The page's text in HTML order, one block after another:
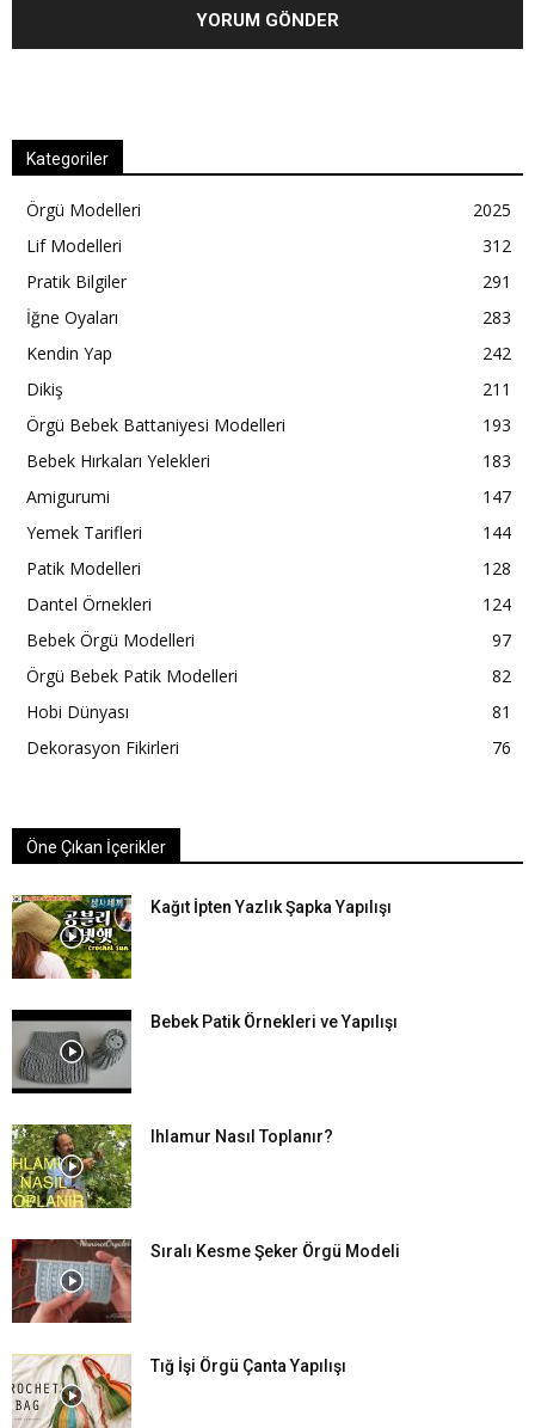
Kategoriler
Örgü Modelleri
2025
Lif Modelleri
312
Pratik Bilgiler
291
İğne Oyaları
283
Kendin Yap
242
Dikiş
211
Örgü Bebek Battaniyesi Modelleri
193
Bebek Hırkaları Yelekleri
183
Amigurumi
147
Yemek Tarifleri
144
Patik Modelleri
128
Dantel Örnekleri
124
Bebek Örgü Modelleri
97
Örgü Bebek Patik Modelleri
82
Hobi Dünyası
81
Dekorasyon Fikirleri
76
Öne Çıkan İçerikler
Kağıt İpten Yazlık Şapka Yapılışı
Bebek Patik Örnekleri ve Yapılışı
Ihlamur Nasıl Toplanır?
Sıralı Kesme Şeker Örgü Modeli
Tığ İşi Örgü Çanta Yapılışı